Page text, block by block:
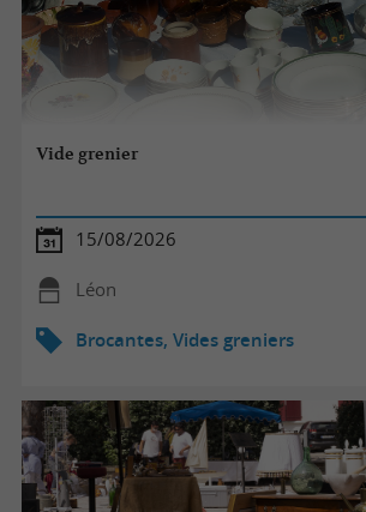
Vide grenier
15/08/2026
Léon
Brocantes, Vides greniers